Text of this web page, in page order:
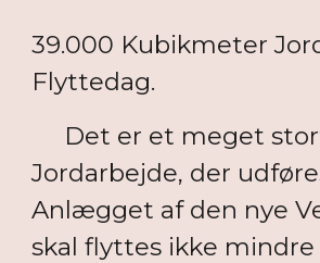
39.000 Kubikmeter
Flyttedag.
Det er et meget
Jordarbejde, der
Anlægget af den nye
skal flyttes ikke mindre